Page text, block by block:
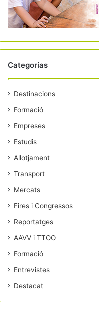
Categorías
Destinacions
Formació
Empreses
Estudis
Allotjament
Transport
Mercats
Fires i Congressos
Reportatges
AAVV i TTOO
Formació
Entrevistes
Destacat